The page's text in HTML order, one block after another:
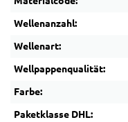
Wellenanzahl:
Wellenart:
Wellpappenqualität:
Farbe:
Paketklasse DHL: